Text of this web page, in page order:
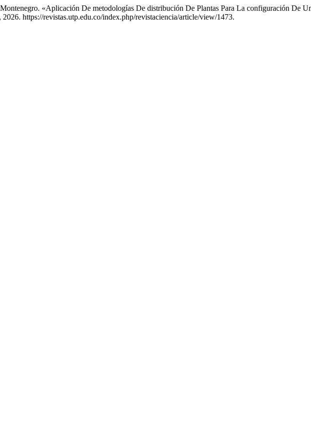
«Aplicación De metodologías De distribución De Plantas Para La configuración De
https://revistas.utp.edu.co/index.php/revistaciencia/article/view/1473.